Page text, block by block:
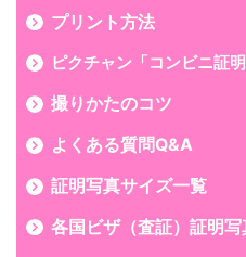
プリント方法
ピクチャン「コンビニ証
撮りかたのコツ
よくある質問Q&A
証明写真サイズ一覧
各国ビザ（査証）証明